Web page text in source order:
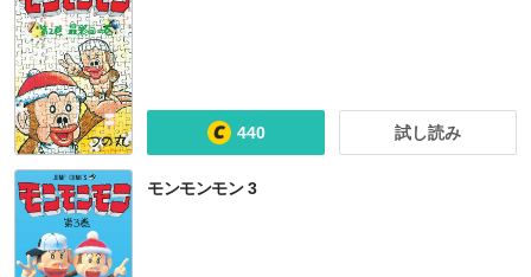
440 試し読み
モンモンモン 3